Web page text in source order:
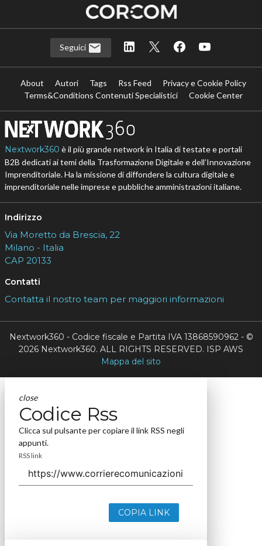
Seguici
About Autori Tags Rss Feed
Privacy e Cookie Policy
Terms&Conditions Contenuti Specialistici
Cookie Center
Nextwork360 è il più grande network in Italia di testate e portali
B2B dedicati ai temi della Trasformazione Digitale e dell’Innovazione
Imprenditoriale. Ha la missione di diffondere la cultura digitale e
imprenditoriale nelle imprese e pubbliche amministrazioni italiane.
Indirizzo
Via Moretto da Brescia, 22
Milano - Italia
CAP 20133
Contatti
Contatta il nostro team per maggiori informazioni
Nextwork360 - Codice fiscale e Partita IVA 13868590962 - ©
2026 Nextwork360. ALL RIGHTS RESERVED. ISP AWS
Mappa del sito
close
Codice Rss
Clicca sul pulsante per copiare il link RSS negli
appunti.
RSS link
COPIA LINK